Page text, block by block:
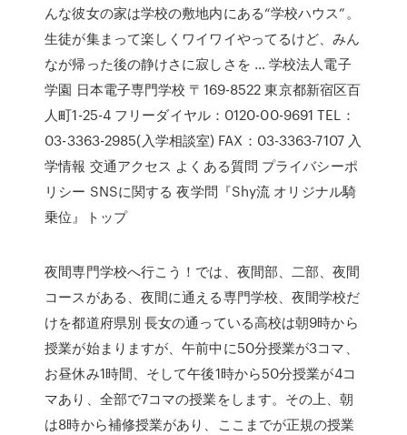
んな彼女の家は学校の敷地内にある“学校ハウス”。
生徒が集まって楽しくワイワイやってるけど、みん
なが帰った後の静けさに寂しさを … 学校法人電子
学園 日本電子専門学校 〒169-8522 東京都新宿区百
人町1-25-4 フリーダイヤル：0120-00-9691 TEL：
03-3363-2985(入学相談室) FAX：03-3363-7107 入
学情報 交通アクセス よくある質問 プライバシーポ
リシー SNSに関する 夜学問『Shy流 オリジナル騎
乗位』トップ
夜間専門学校へ行こう！では、夜間部、二部、夜間
コースがある、夜間に通える専門学校、夜間学校だ
けを都道府県別 長女の通っている高校は朝9時から
授業が始まりますが、午前中に50分授業が3コマ、
お昼休み1時間、そして午後1時から50分授業が4コ
マあり、全部で7コマの授業をします。その上、朝
は8時から補修授業があり、ここまでが正規の授業